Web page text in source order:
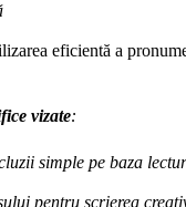
eficientă a
vizate:
simple pe baza
pentru scrierea